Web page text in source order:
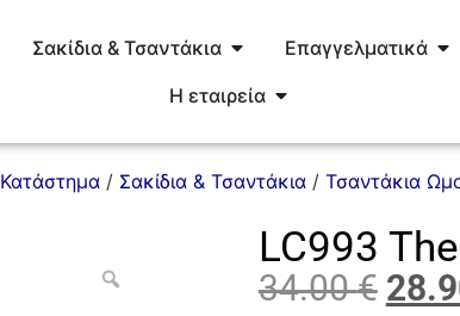
Σακίδια & Τσαντάκια Επαγγελματικά
Η εταιρεία
Κατάστημα/ Σακίδια & Τσαντάκια/ Τσαντάκια
LC993
34.00€